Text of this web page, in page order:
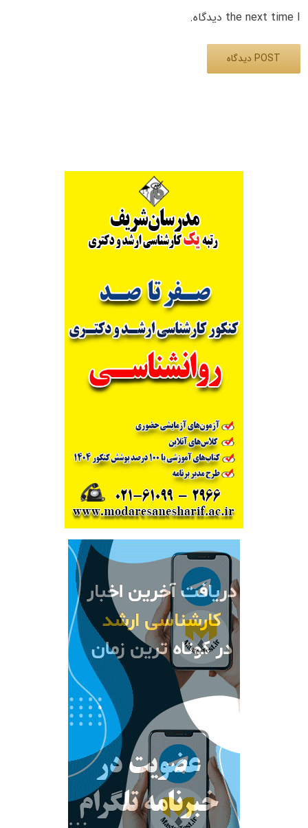
the next time I دیدگاه.